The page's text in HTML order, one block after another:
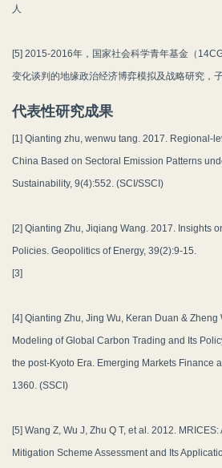
人
[5] 2015-2016年，国家社会科学青年基金（
变化谈判的地缘政治经济博弈模拟及战略研究，
代表性研究成果
[1] Qianting zhu, wenwu tang. 2017. Regional-
China Based on Sectoral Emission Patterns
Sustainability, 9(4):552. (SCI/SSCI)
[2] Qianting Zhu, Jiqiang Wang. 2017. Insights
Policies. Geopolitics of Energy, 39(2):9-15.
[3]
[4] Qianting Zhu, Jing Wu, Keran Duan & Zheng
Modeling of Global Carbon Trading and Its
the post-Kyoto Era. Emerging Markets Finance
1360. (SSCI)
[5] Wang Z, Wu J, Zhu Q T, et al. 2012.
Mitigation Scheme Assessment and Its